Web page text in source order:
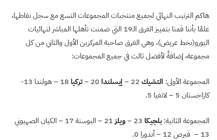
هاكم الترتيب النهائي لجميع منتخبات المجموعات التسع مع سجل نقاطها،
علمًا بأننا قمنا بتمييز الفرق الـ19 التي ضمنت تأهلها المباشر لنهائيات
اليورو(بخط عريض)، وهي الفرق صاحبة المركزين الأول والثاني من كل
مجموعة، إضافةً لأفضل ثالث في جميع المجموعات:
المجموعة الأولى: التشيك 22 – إيسلندا تركيا
18 – هولندا 13-
كازاخستان 5 – لاتفيا 5.
المجموعة الثانية: بلجيكا ويلز
21 – البوسنة 17 – الكيان الصهيوني
13 – قبرص 12 – أندورا 0.